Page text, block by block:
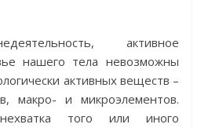
активное
нашего тела невозможны
активных веществ –
макро- и микроэлементов.
того или иного